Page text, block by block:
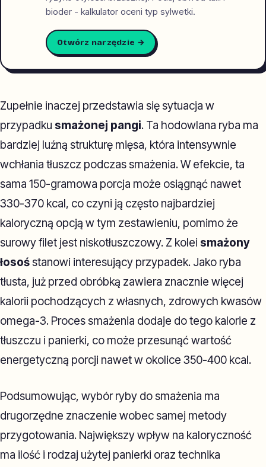
bioder - kalkulator oceni typ sylwetki.
Otwórz narzędzie →
Zupełnie inaczej przedstawia się sytuacja w
przypadku smażonej pangi. Ta hodowlana ryba ma
bardziej luźną strukturę mięsa, która intensywnie
wchłania tłuszcz podczas smażenia. W efekcie, ta
sama 150-gramowa porcja może osiągnąć nawet
330-370 kcal, co czyni ją często najbardziej
kaloryczną opcją w tym zestawieniu, pomimo że
surowy filet jest niskotłuszczowy. Z kolei smażony
łosośstanowi interesujący przypadek. Jako ryba
tłusta, już przed obróbką zawiera znacznie więcej
kalorii pochodzących z własnych, zdrowych kwasów
omega-3. Proces smażenia dodaje do tego kalorie z
tłuszczu i panierki, co może przesunąć wartość
energetyczną porcji nawet w okolice 350-400 kcal.
Podsumowując, wybór ryby do smażenia ma
drugorzędne znaczenie wobec samej metody
przygotowania. Największy wpływ na kaloryczność
ma ilość i rodzaj użytej panierki oraz technika